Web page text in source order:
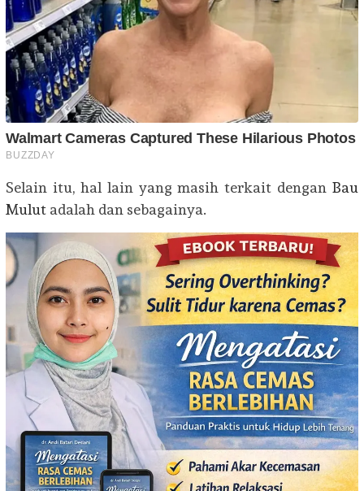
Selain itu, hal lain yang masih terkait dengan Bau
Mulut adalah dan sebagainya.